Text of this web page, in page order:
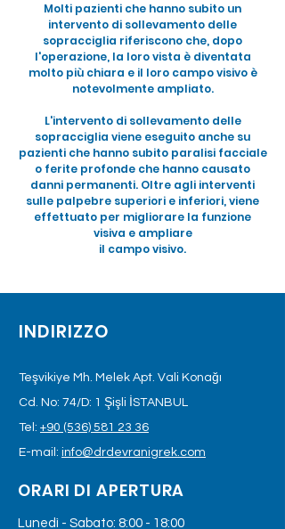
Molti pazienti che hanno subito un
intervento di sollevamento delle
sopracciglia riferiscono che, dopo
l'operazione, la loro vista è diventata
molto più chiara e il loro campo visivo è
notevolmente ampliato.
L'intervento di sollevamento delle
sopracciglia viene eseguito anche su
pazienti che hanno subito paralisi facciale
o ferite profonde che hanno causato
danni permanenti. Oltre agli interventi
sulle palpebre superiori e inferiori, viene
effettuato per migliorare la funzione
visiva e ampliare
il campo visivo.
INDIRIZZO
Teşvikiye Mh. Melek Apt. Vali Konağı
Cd. No: 74/D: 1 Şişli İSTANBUL
Tel: +90 (536) 581 23 36
E-mail: info@drdevranigrek.com
ORARI DI APERTURA
Lunedì - Sabato: 8:00 - 18:00